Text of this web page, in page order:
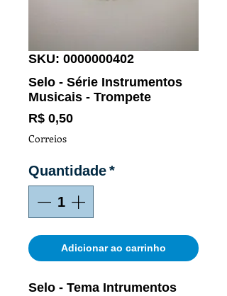
SKU: 0000000402
Selo - Série Instrumentos
Musicais - Trompete
R$ 0,50Preço
Correios
Quantidade*
Adicionar ao carrinho
Selo - Tema Intrumentos